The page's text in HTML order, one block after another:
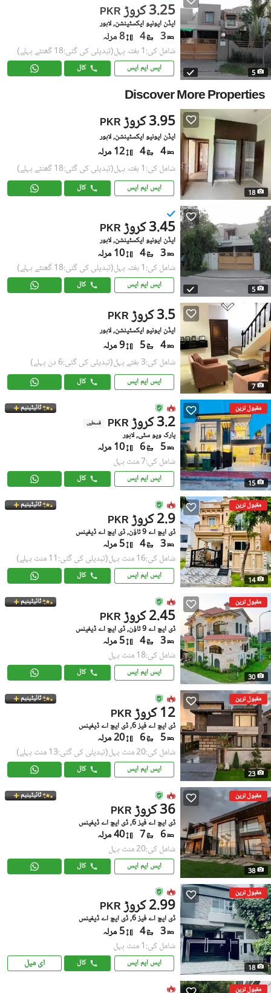
5
PKR 3.25 کروڑ
ایڈن ایونیو ایکسٹینشن, لاہور
3
4 8 مرلہ
شامل کی:1 ہفتہ پہل (تبدیلی کی گئی:18 گھنٹے پہلے)
ایس ایم ایس کال
Discover More Properties
18
PKR 3.95 کروڑ
ایڈن ایونیو ایکسٹینشن, لاہور
4
4 12 مرلہ
شامل کی:1 ہفتہ پہل (تبدیلی کی گئی:18 گھنٹے پہلے)
ایس ایم ایس کال
5
PKR 3.45 کروڑ
ایڈن ایونیو ایکسٹینشن, لاہور
3
4 10 مرلہ
شامل کی:1 ہفتہ پہل (تبدیلی کی گئی:18 گھنٹے پہلے)
ایس ایم ایس کال
7
PKR 3.5 کروڑ
ایڈن ایونیو ایکسٹینشن, لاہور
4
5 9 مرلہ
شامل کی:3 ہفتے پہل (تبدیلی کی گئی:6 دن پہلے)
ایس ایم ایس کال
مقبول ترین
15
ٹائیٹینیم
PKR 3.2 کروڑ قسطیں
پارک ویو سٹی, لاہور
5
6 10 مرلہ
شامل کی:7 منٹ پہل
ایس ایم ایس کال
مقبول ترین
14
ٹائیٹینیم
PKR 2.9 کروڑ
ڈی ایچ اے 9 ٹاؤن, ڈی ایچ اے ڈیفینس
3
4 5 مرلہ
شامل کی:16 منٹ پہل (تبدیلی کی گئی:11 منٹ پہلے)
ایس ایم ایس کال
مقبول ترین
30
ٹائیٹینیم
PKR 2.45 کروڑ
ڈی ایچ اے 9 ٹاؤن, ڈی ایچ اے ڈیفینس
3
4 5 مرلہ
شامل کی:18 منٹ پہل
ایس ایم ایس کال
مقبول ترین
23
ٹائیٹینیم
PKR 12 کروڑ
ڈی ایچ اے فیز 6, ڈی ایچ اے ڈیفینس
5
6 20 مرلہ
شامل کی:20 منٹ پہل (تبدیلی کی گئی:13 منٹ پہلے)
ایس ایم ایس کال
مقبول ترین
38
ٹائیٹینیم
PKR 36 کروڑ
ڈی ایچ اے فیز 6, ڈی ایچ اے ڈیفینس
6
7 40 مرلہ
شامل کی:20 منٹ پہل
ایس ایم ایس کال
مقبول ترین
18
PKR 2.99 کروڑ
ڈی ایچ اے فیز 6, ڈی ایچ اے ڈیفینس
3
4 5 مرلہ
شامل کی:1 منٹ پہل
ایس ایم ایس کال ای میل
مقبول ترین